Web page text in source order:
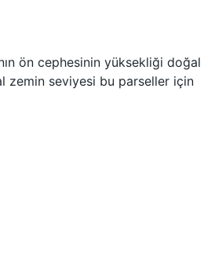
ön cephesinin yüksekliği doğal
zemin seviyesi bu parseller için